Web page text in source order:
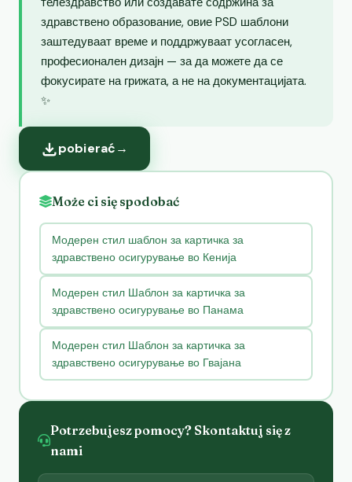
здравствено образование, овие PSD шаблони
заштедуваат време и поддржуваат усогласен,
професионален дизајн — за да можете да се
фокусирате на грижата, а не на документацијата.
✨
pobierać→
Może ci się spodobać
Модерен стил шаблон за картичка за
здравствено осигурување во Кенија
Модерен стил Шаблон за картичка за
здравствено осигурување во Панама
Модерен стил Шаблон за картичка за
здравствено осигурување во Гвајана
Potrzebujesz pomocy? Skontaktuj się z
nami